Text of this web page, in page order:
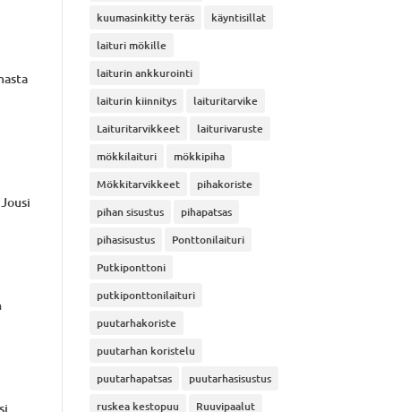
kuumasinkitty teräs
käyntisillat
laituri mökille
laiturin ankkurointi
laiturin kiinnitys
laituritarvike
Laituritarvikkeet
laiturivaruste
mökkilaituri
mökkipiha
Mökkitarvikkeet
pihakoriste
pihan sisustus
pihapatsas
pihasisustus
Ponttonilaituri
Putkiponttoni
putkiponttonilaituri
puutarhakoriste
puutarhan koristelu
puutarhapatsas
puutarhasisustus
ruskea kestopuu
Ruuvipaalut